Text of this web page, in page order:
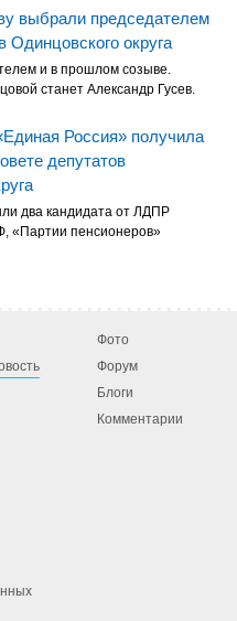
выбрали председателем
Одинцовского округа
и в прошлом созыве.
станет Александр Гусев.
Россия» получила
депутатов
два кандидата от ЛДПР
«Партии пенсионеров»
Фото
Форум
Блоги
Комментарии